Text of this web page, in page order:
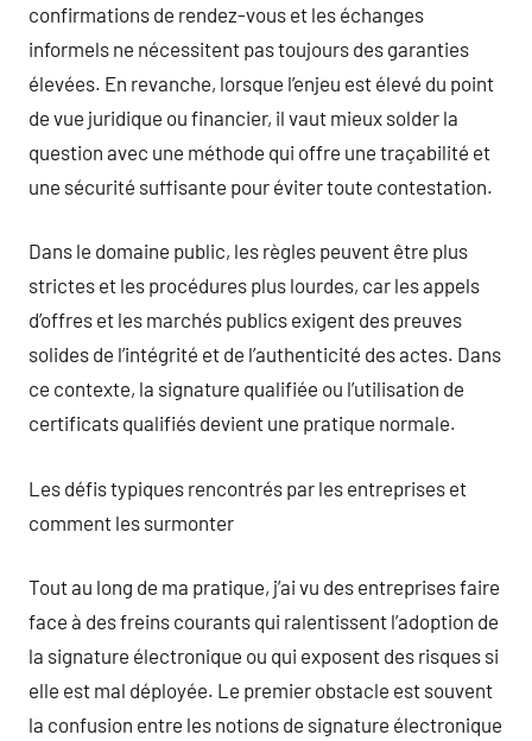
confirmations de rendez-vous et les échanges
informels ne nécessitent pas toujours des garanties
élevées. En revanche, lorsque l’enjeu est élevé du point
de vue juridique ou financier, il vaut mieux solder la
question avec une méthode qui offre une traçabilité et
une sécurité suffisante pour éviter toute contestation.
Dans le domaine public, les règles peuvent être plus
strictes et les procédures plus lourdes, car les appels
d’offres et les marchés publics exigent des preuves
solides de l’intégrité et de l’authenticité des actes. Dans
ce contexte, la signature qualifiée ou l’utilisation de
certificats qualifiés devient une pratique normale.
Les défis typiques rencontrés par les entreprises et
comment les surmonter
Tout au long de ma pratique, j’ai vu des entreprises faire
face à des freins courants qui ralentissent l’adoption de
la signature électronique ou qui exposent des risques si
elle est mal déployée. Le premier obstacle est souvent
la confusion entre les notions de signature électronique